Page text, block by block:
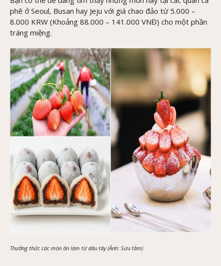
phê ở Seoul, Busan hay Jeju với giá chao đảo từ 5.000 –
8.000 KRW (Khoảng 88.000 – 141.000 VNĐ) cho một phần
tráng miệng.
Thưởng thức các món ăn làm từ dâu tây (Ảnh: Sưu tầm)